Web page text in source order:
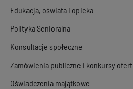
Edukacja, oświata i opieka
Polityka Senioralna
Konsultacje społeczne
Zamówienia publiczne i konkursy ofert
Oświadczenia majątkowe